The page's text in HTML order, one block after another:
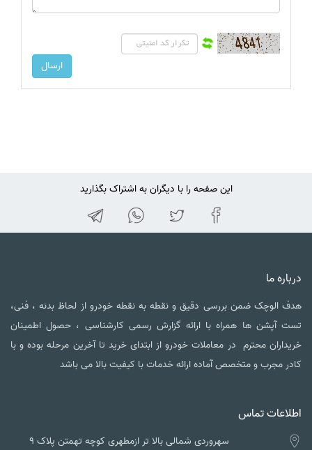
این صفحه را با دیگران به اشتراک بگذارید
درباره ما
هدف الوچک ضمن بررسی دقیق و نقطه به نقطه خودرو از لحاظ بدنه ، فنی،
تست آپشن ها همراه با ارائه گزارش رسمی کارشناسی ، حصول اطمینان
خریداران محترم در معاملات خودرو از ابتدای خرید تا آخرین مرحله بوده و با
کادر مجرب و متخصص آماده ارائه خدمات با کیفیت بالا می باشد
اطلاعات تماس
سهروردی شمالی بالا تر ازمطهری کوچه تهمتن پلاک ۹